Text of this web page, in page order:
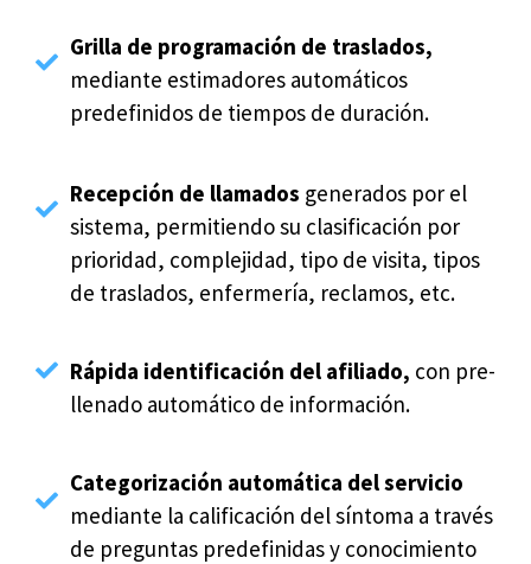
Recepción de llamados generados por el
sistema, permitiendo su clasificación por
prioridad, complejidad, tipo de visita, tipos
de traslados, enfermería, reclamos, etc.
Rápida identificación del afiliado, con pre-
llenado automático de información.
Categorización automática del servicio
mediante la calificación del síntoma a través
de preguntas predefinidas y conocimiento
Grilla de programación de traslados,
mediante estimadores automáticos
predefinidos de tiempos de duración.